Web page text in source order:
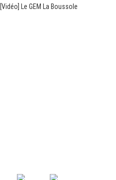
[Vidéo] Le GEM La Boussole